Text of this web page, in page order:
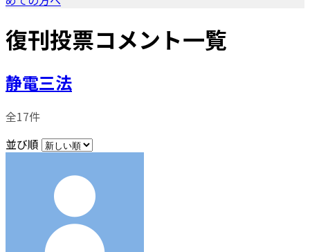
復刊投票コメント一覧
静電三法
全17件
並び順